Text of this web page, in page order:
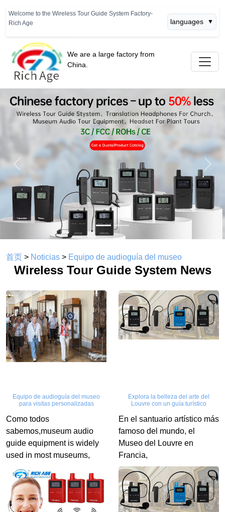
Welcome to the Wireless Tour Guide System Factory-
Rich Age
languages ▼
We are a large factory from
China.
Previous Next
首页 > Noticias > Equipo de audioguía del museo
Wireless Tour Guide System News
Equipo de audioguía del museo
para visitas personalizadas
Como todos
sabemos,museum audio
guide equipment is widely
used in most museums,
Explora la belleza del arte del
Louvre con un guía turístico
En el santuario artístico más
famoso del mundo, el
Museo del Louvre en
Francia,